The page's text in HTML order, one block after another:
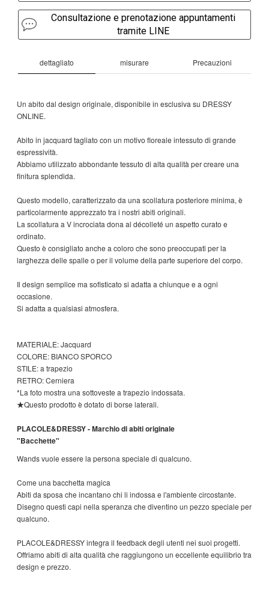
Consultazione e prenotazione appuntamenti
tramite LINE
dettagliato misurare Precauzioni
Un abito dal design originale, disponibile in esclusiva su DRESSY
ONLINE.
Abito in jacquard tagliato con un motivo floreale intessuto di grande
espressività.
Abbiamo utilizzato abbondante tessuto di alta qualità per creare una
finitura splendida.
Questo modello, caratterizzato da una scollatura posteriore minima, è
particolarmente apprezzato tra i nostri abiti originali.
La scollatura a V incrociata dona al décolleté un aspetto curato e
ordinato.
Questo è consigliato anche a coloro che sono preoccupati per la
larghezza delle spalle o per il volume della parte superiore del corpo.
Il design semplice ma sofisticato si adatta a chiunque e a ogni
occasione.
Si adatta a qualsiasi atmosfera.
MATERIALE: Jacquard
COLORE: BIANCO SPORCO
STILE: a trapezio
RETRO: Cerniera
*La foto mostra una sottoveste a trapezio indossata.
★Questo prodotto è dotato di borse laterali.
PLACOLE&DRESSY - Marchio di abiti originale
"Bacchette"
Wands vuole essere la persona speciale di qualcuno.
Come una bacchetta magica
Abiti da sposa che incantano chi li indossa e l'ambiente circostante.
Disegno questi capi nella speranza che diventino un pezzo speciale per
qualcuno.
PLACOLE&DRESSY integra il feedback degli utenti nei suoi progetti.
Offriamo abiti di alta qualità che raggiungono un eccellente equilibrio tra
design e prezzo.